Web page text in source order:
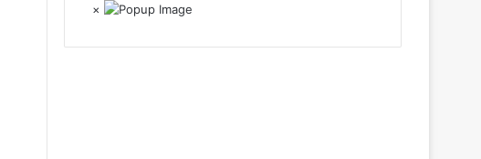
×